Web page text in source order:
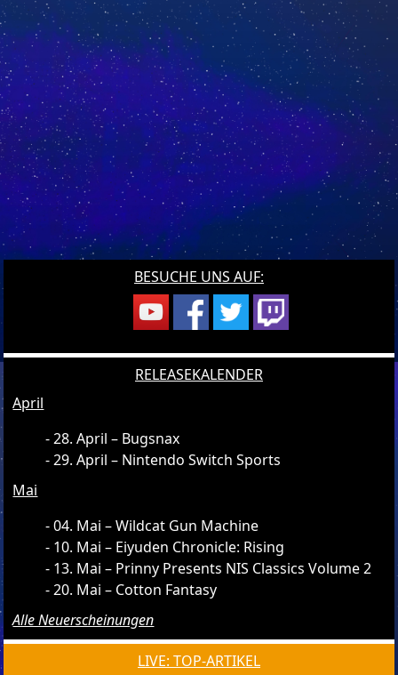
BESUCHE UNS AUF:
RELEASEKALENDER
April
28. April – Bugsnax
29. April – Nintendo Switch Sports
Mai
04. Mai – Wildcat Gun Machine
10. Mai – Eiyuden Chronicle: Rising
13. Mai – Prinny Presents NIS Classics Volume 2
20. Mai – Cotton Fantasy
Alle Neuerscheinungen
LIVE: TOP-ARTIKEL